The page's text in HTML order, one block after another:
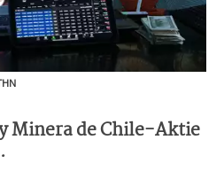
Minera de Chile-Aktie